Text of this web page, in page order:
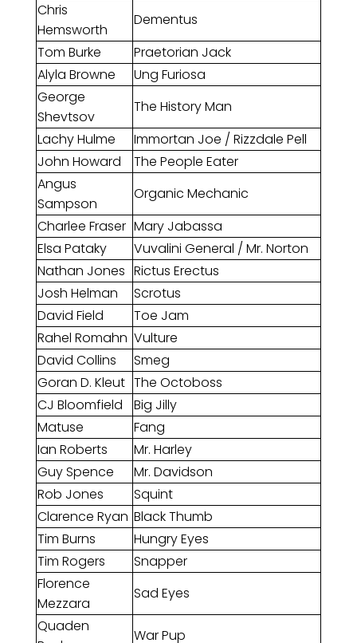
Chris
Hemsworth
Dementus
Tom Burke
Praetorian Jack
Alyla Browne
Ung Furiosa
George
Shevtsov
The History Man
Lachy Hulme
Immortan Joe / Rizzdale Pell
John Howard
The People Eater
Angus
Sampson
Organic Mechanic
Charlee Fraser Mary Jabassa
Elsa Pataky
Vuvalini General / Mr. Norton
Nathan Jones Rictus Erectus
Josh Helman
Scrotus
David Field
Toe Jam
Rahel Romahn Vulture
David Collins
Smeg
Goran D. Kleut The Octoboss
CJ Bloomfield
Big Jilly
Matuse
Fang
Ian Roberts
Mr. Harley
Guy Spence
Mr. Davidson
Rob Jones
Squint
Clarence Ryan Black Thumb
Tim Burns
Hungry Eyes
Tim Rogers
Snapper
Florence
Mezzara
Sad Eyes
Quaden
War Pup